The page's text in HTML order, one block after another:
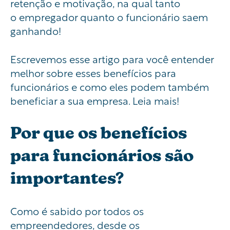
o empregador quanto o funcionário saem
ganhando!
Escrevemos esse artigo para você entender
melhor sobre esses benefícios para
funcionários e como eles podem também
beneficiar a sua empresa. Leia mais!
Por que os benefícios
para funcionários são
importantes?
Como é sabido por todos os
empreendedores, desde os